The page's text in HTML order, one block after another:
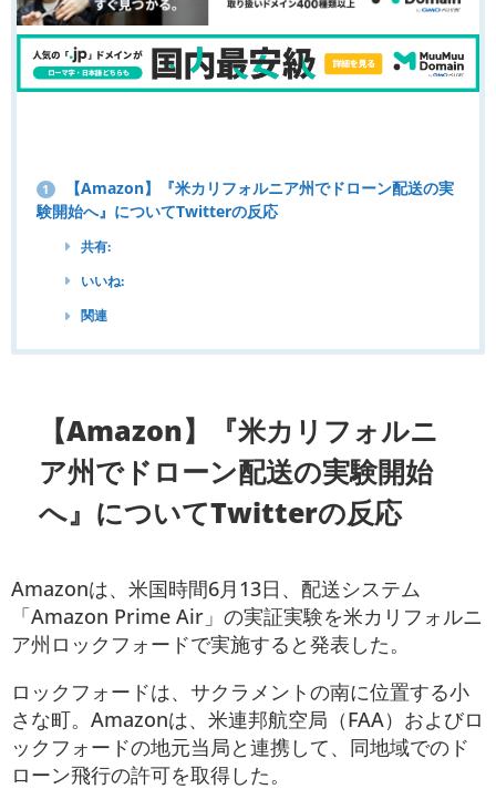
1
【Amazon】『米カリフォルニア州でドローン配送の実
験開始へ』についてTwitterの反応
共有:
いいね:
関連
【Amazon】『米カリフォルニ
ア州でドローン配送の実験開始
へ』についてTwitterの反応
Amazonは、米国時間6月13日、配送システム
「Amazon Prime Air」の実証実験を米カリフォルニ
ア州ロックフォードで実施すると発表した。
ロックフォードは、サクラメントの南に位置する小
さな町。Amazonは、米連邦航空局（FAA）およびロ
ックフォードの地元当局と連携して、同地域でのド
ローン飛行の許可を取得した。